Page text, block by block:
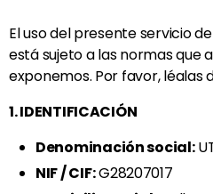
El uso del presente servicio
está sujeto a las normas que
exponemos. Por favor, léalas
1. IDENTIFICACIÓN
Denominación social:
NIF / CIF:G28207017